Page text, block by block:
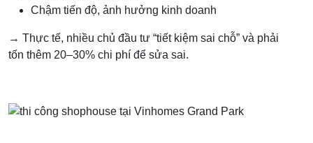
Chậm tiến độ, ảnh hưởng kinh doanh
→ Thực tế, nhiều chủ đầu tư “tiết kiệm sai chỗ” và phải
tốn thêm 20–30% chi phí để sửa sai.